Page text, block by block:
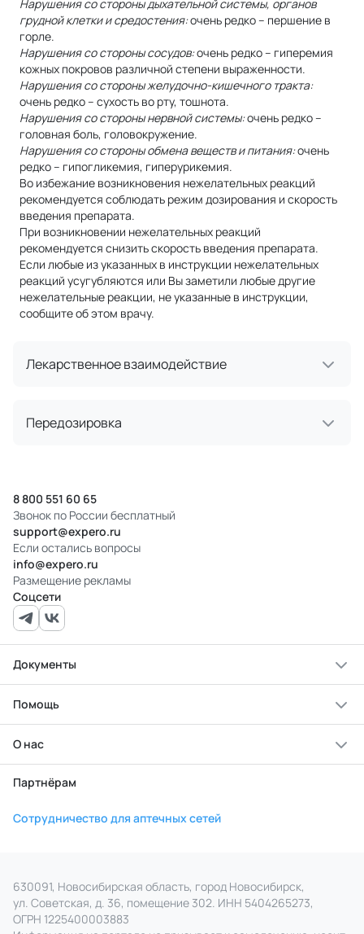
Нарушения со стороны дыхательной системы, органов
грудной клетки и средостения:очень редко – першение в
горле.
Нарушения со стороны сосудов:очень редко – гиперемия
кожных покровов различной степени выраженности.
Нарушения со стороны желудочно-кишечного тракта:
очень редко – сухость во рту, тошнота.
Нарушения со стороны нервной системы:очень редко –
головная боль, головокружение.
Нарушения со стороны обмена веществ и питания:очень
редко – гипогликемия, гиперурикемия.
Во избежание возникновения нежелательных реакций
рекомендуется соблюдать режим дозирования и скорость
введения препарата.
При возникновении нежелательных реакций
рекомендуется снизить скорость введения препарата.
Если любые из указанных в инструкции нежелательных
реакций усугубляются или Вы заметили любые другие
нежелательные реакции, не указанные в инструкции,
сообщите об этом врачу.
Лекарственное взаимодействие
Передозировка
8 800 551 60 65
Звонок по России бесплатный
support@expero.ru
Если остались вопросы
info@expero.ru
Размещение рекламы
Соцсети
Документы
Помощь
О нас
Партнёрам
Сотрудничество для аптечных сетей
630091, Новосибирская область, город Новосибирск,
ул. Советская, д. 36, помещение 302. ИНН 5404265273,
ОГРН 1225400003883